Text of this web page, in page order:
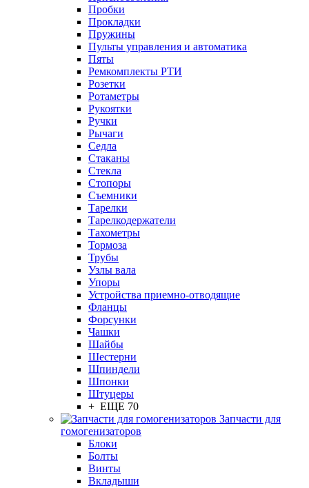
Пробки
Прокладки
Пружины
Пульты управления и автоматика
Пяты
Ремкомплекты РТИ
Розетки
Ротаметры
Рукоятки
Ручки
Рычаги
Седла
Стаканы
Стекла
Стопоры
Съемники
Тарелки
Тарелкодержатели
Тахометры
Тормоза
Трубы
Узлы вала
Упоры
Устройства приемно-отводящие
Фланцы
Форсунки
Чашки
Шайбы
Шестерни
Шпиндели
Шпонки
Штуцеры
+ ЕЩЕ 70
Запчасти для
гомогенизаторов
Блоки
Болты
Винты
Вкладыши